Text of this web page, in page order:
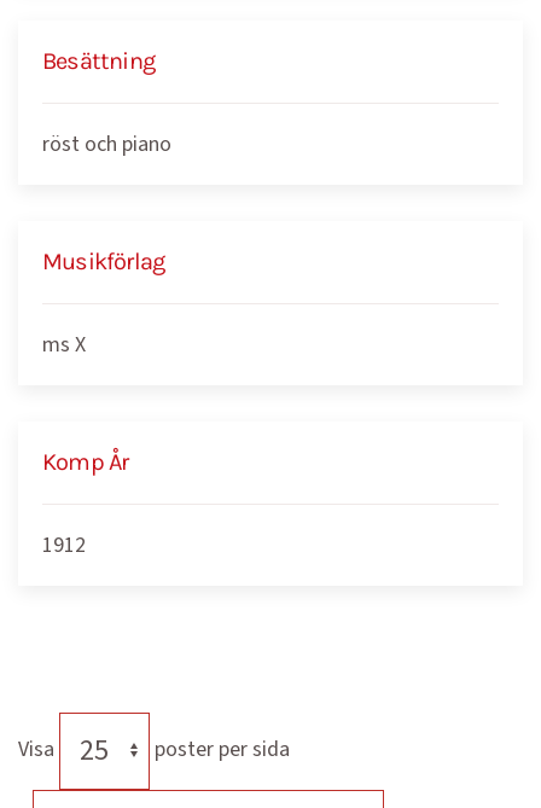
Besättning
röst och piano
Musikförlag
ms X
Komp År
1912
Visa poster per sida